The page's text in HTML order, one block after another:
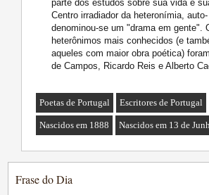
parte dos estudos sobre sua vida e
Centro irradiador da heteronímia, auto-
denominou-se um "drama em gente".
heterônimos mais conhecidos (e
aqueles com maior obra poética)
de Campos, Ricardo Reis e Alberto
Poetas de Portugal Escritores de Portugal
Nascidos em 1888 Nascidos em 13 de
Frase do Dia